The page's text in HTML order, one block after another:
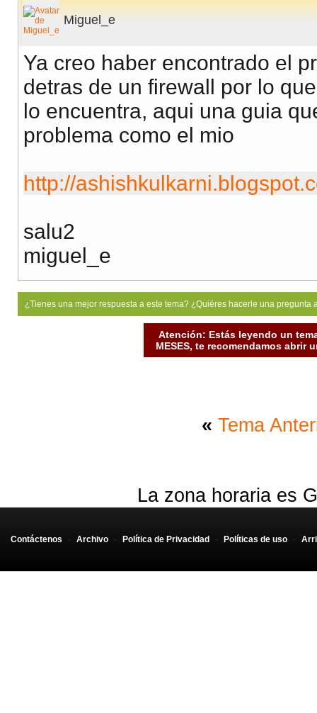
Miguel_e
Ya creo haber encontrado el
detras de un firewall por lo
lo encuentra, aqui una guia
problema como el mio
http://
salu2
miguel_e
¿Tienes una mejor respuesta a este tema? ¿Quiéres hacerle una
Atención: Estás leyendo un
MESES, te recomendamos abrir
« Tema
La zona horaria es
Contáctenos - Archivo - Política de Privacidad - Políticas de uso -